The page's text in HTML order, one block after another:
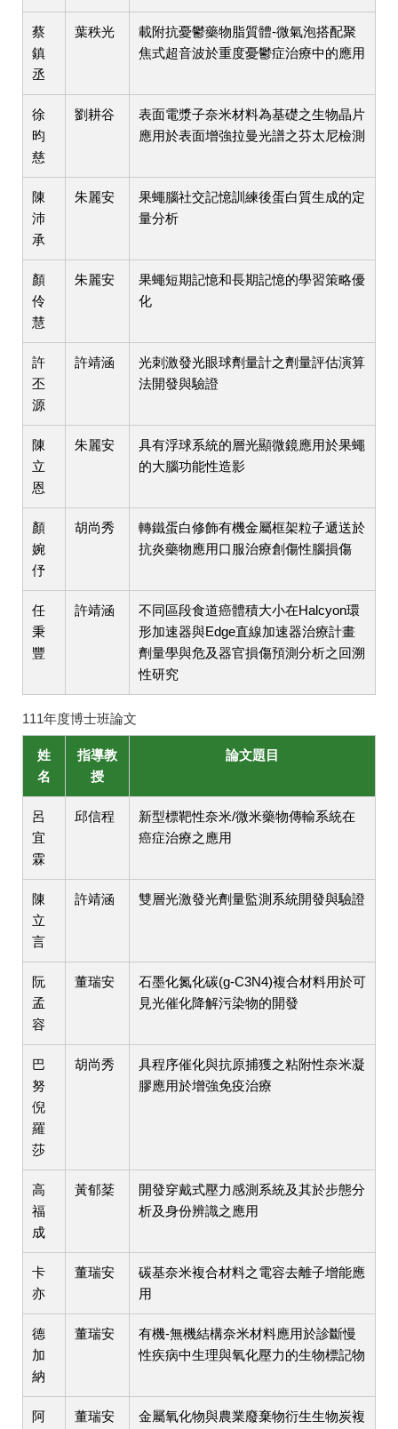
蔡
鎮
丞
葉秩光
載附抗憂鬱藥物脂質體-微氣泡搭配聚
焦式超音波於重度憂鬱症治療中的應用
徐
昀
慈
劉耕谷
表面電漿子奈米材料為基礎之生物晶片
應用於表面增強拉曼光譜之芬太尼檢測
陳
沛
承
朱麗安
果蠅腦社交記憶訓練後蛋白質生成的定
量分析
顏
伶
慧
朱麗安
果蠅短期記憶和長期記憶的學習策略優
化
許
丕
源
許靖涵
光刺激發光眼球劑量計之劑量評估演算
法開發與驗證
陳
立
恩
朱麗安
具有浮球系統的層光顯微鏡應用於果蠅
的大腦功能性造影
顏
婉
伃
胡尚秀
轉鐵蛋白修飾有機金屬框架粒子遞送於
抗炎藥物應用口服治療創傷性腦損傷
任
秉
豐
許靖涵
不同區段食道癌體積大小在Halcyon環
形加速器與Edge直線加速器治療計畫
劑量學與危及器官損傷預測分析之回溯
性研究
111年度博士班論文
姓
名
指導教
授
論文題目
呂
宜
霖
邱信程
新型標靶性奈米/微米藥物傳輸系統在
癌症治療之應用
陳
立
言
許靖涵 雙層光激發光劑量監測系統開發與驗證
阮
孟
容
董瑞安
石墨化氮化碳(g-C3N4)複合材料用於可
見光催化降解污染物的開發
巴
努
倪
羅
莎
胡尚秀
具程序催化與抗原捕獲之粘附性奈米凝
膠應用於增強免疫治療
高
福
成
黃郁棻
開發穿戴式壓力感測系統及其於步態分
析及身份辨識之應用
卡
亦
董瑞安
碳基奈米複合材料之電容去離子增能應
用
德
加
納
董瑞安
有機-無機結構奈米材料應用於診斷慢
性疾病中生理與氧化壓力的生物標記物
阿 董瑞安 金屬氧化物與農業廢棄物衍生生物炭複